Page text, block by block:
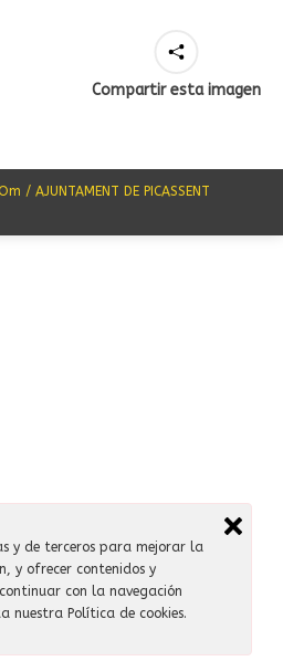
Compartir esta imagen
/ AJUNTAMENT DE PICASSENT
y de terceros para mejorar la
y ofrecer contenidos y
con la navegación
nuestra Política de cookies.